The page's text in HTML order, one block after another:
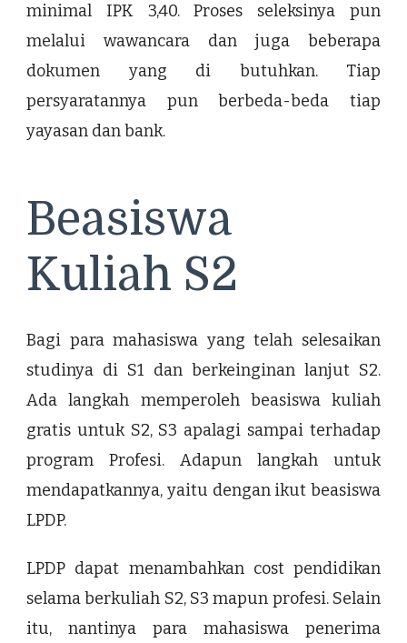
minimal IPK 3,40. Proses seleksinya pun
melalui wawancara dan juga beberapa
dokumen yang di butuhkan. Tiap
persyaratannya pun berbeda-beda tiap
yayasan dan bank.
Beasiswa
Kuliah S2
Bagi para mahasiswa yang telah selesaikan
studinya di S1 dan berkeinginan lanjut S2.
Ada langkah memperoleh beasiswa kuliah
gratis untuk S2, S3 apalagi sampai terhadap
program Profesi. Adapun langkah untuk
mendapatkannya, yaitu dengan ikut beasiswa
LPDP.
LPDP dapat menambahkan cost pendidikan
selama berkuliah S2, S3 mapun profesi. Selain
itu, nantinya para mahasiswa penerima